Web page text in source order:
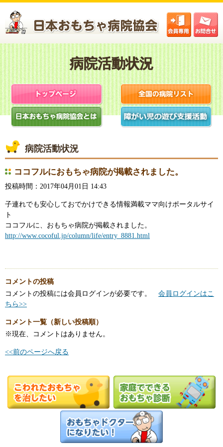
ココフルにおもちゃ病院が掲載されました。
投稿時間：2017年04月01日 14:43
子連れでも安心しておでかけできる情報満載ママ向けポータルサイ
ト
ココフルに、おもちゃ病院が掲載されました。
http://www.cocoful.jp/column/life/entry_8881.html
コメントの投稿
コメントの投稿には会員ログインが必要です。 会員ログインはこ
ちら>>
コメント一覧（新しい投稿順）
※現在、コメントはありません。
<<前のページへ戻る